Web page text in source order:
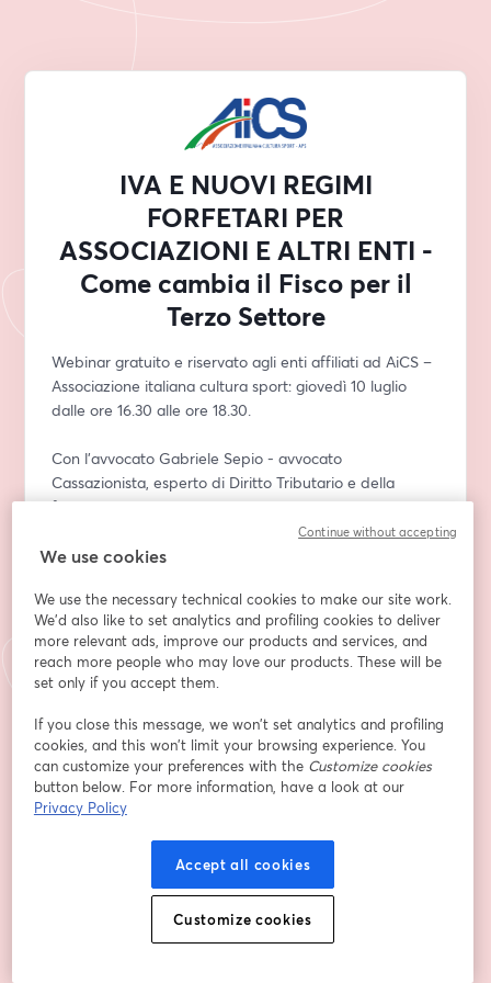
IVA E NUOVI REGIMI
FORFETARI PER
ASSOCIAZIONI E ALTRI ENTI -
Come cambia il Fisco per il
Terzo Settore
Webinar gratuito e riservato agli enti affiliati ad AiCS –
Associazione italiana cultura sport: giovedì 10 luglio
dalle ore 16.30 alle ore 18.30.
Con l’avvocato Gabriele Sepio - avvocato
Cassazionista, esperto di Diritto Tributario e della
fiscalità del Terzo Settore. Editorialista de Il Sole 24
Ore - parleremo delle novità fiscali per gli enti del
Terzo Settore dopo la comfort letter di Bruxelles, quali
forfetari dal 2026; e degli effetti Iva legati all’avvio
della nuova fiscalità del Terzo Settore.
Sarà possibile rivolgere domande all’esperto.
ชื่อ*
Associazione / Comitato di appartenenza
We use cookies
We use the necessary technical cookies to make our site work.
We'd also like to set analytics and profiling cookies to deliver
more relevant ads, improve our products and services, and
reach more people who may love our products. These will be
set only if you accept them.
If you close this message, we won’t set analytics and profiling
cookies, and this won’t limit your browsing experience. You
can customize your preferences with the Customize cookies
button below. For more information, have a look at our
Privacy Policy
Accept all cookies
Customize cookies
Continue without accepting